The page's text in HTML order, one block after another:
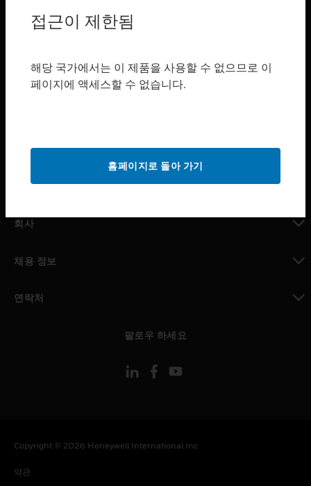
toggle view
toggle view
산업 분야
구매처
MYAUTOMATION サポート
회사
채용 정보
연락처
팔로우 하세요
Copyright © 2026 Honeywell International Inc
약관
접근이 제한됨
해당 국가에서는 이 제품을 사용할 수 없으므로 이
페이지에 액세스할 수 없습니다.
홈페이지로 돌아 가기